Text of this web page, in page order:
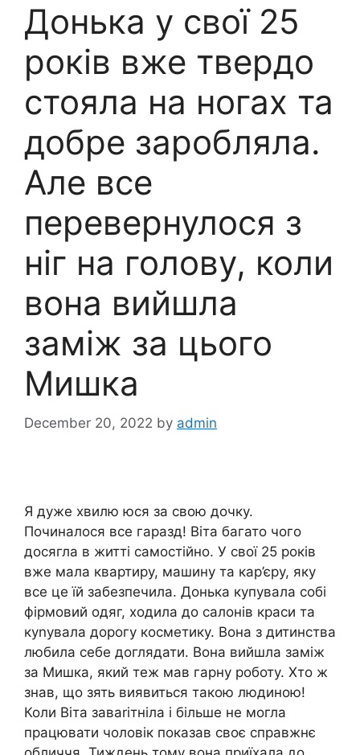
Донька у свої 25
років вже твердо
стояла на ногах та
добре заробляла.
Але все
перевернулося з
ніг на голову, коли
вона вийшла
заміж за цього
Мишка
December 20, 2022 by admin
Я дуже хвилю юся за свою дочку.
Починалося все гаразд! Віта багато чого
досягла в житті самостійно. У свої 25 років
вже мала квартиру, машину та кар’єру, яку
все це їй забезпечила. Донька купувала собі
фірмовий одяг, ходила до салонів краси та
куnувала дорогу косметику. Вона з дитинства
любила себе доглядати. Вона вийшла заміж
за Мишка, який теж мав гарну роботу. Хто ж
знав, що зять виявиться такою людиною!
Коли Віта заваrітніла і більше не могла
працювати чоловік показав своє справжнє